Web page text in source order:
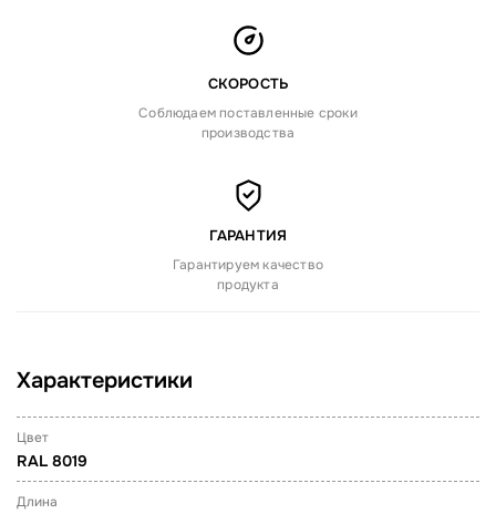
СКОРОСТЬ
Соблюдаем поставленные сроки
производства
ГАРАНТИЯ
Гарантируем качество
продукта
Характеристики
Цвет
RAL 8019
Длина